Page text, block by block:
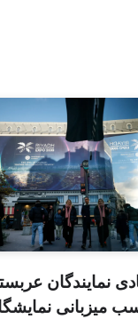
نمایندگان
میزبانی